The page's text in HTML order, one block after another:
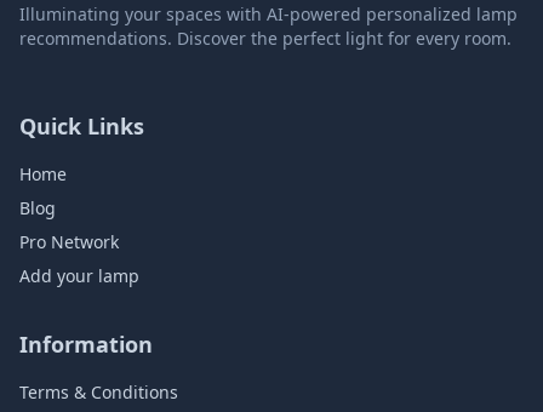
Illuminating your spaces with AI-powered personalized lamp
recommendations. Discover the perfect light for every room.
Quick Links
Home
Blog
Pro Network
Add your lamp
Information
Terms & Conditions